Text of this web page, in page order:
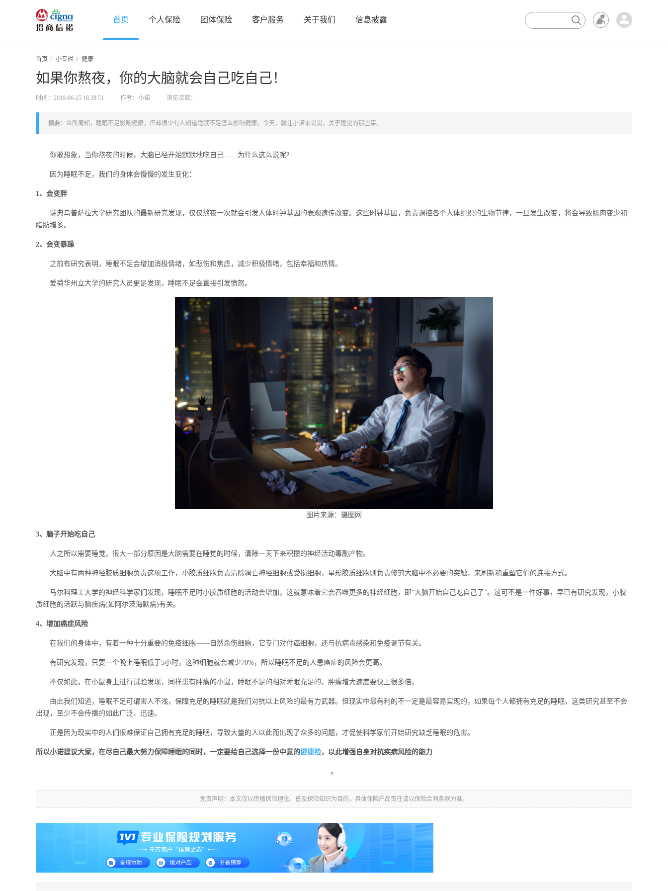
首页
个人保险 团体保险 客户服务 关于我们 信息披露
首页 小专栏 健康
如果你熬夜，你的大脑就会自己吃自己！
时间：2019-06-25 18:38:51 作者：小诺 浏览次数：
摘要：众所周知，睡眠不足影响健康，但却很少有人知道睡眠不足怎么影响健康。今天，就让小诺来说说，关于睡觉的那些事。
你敢想象，当你熬夜的时候，大脑已经开始默默地吃自己……为什么这么说呢?
因为睡眠不足，我们的身体会慢慢的发生变化：
1、会变胖
瑞典乌普萨拉大学研究团队的最新研究发现，仅仅熬夜一次就会引发人体时钟基因的表观遗传改变。这些时钟基因，负责调控各个人体组织的生物节律，一旦发生改变，将会导致肌肉变少和
脂肪增多。
2、会变暴躁
之前有研究表明，睡眠不足会增加消极情绪，如悲伤和焦虑，减少积极情绪，包括幸福和热情。
爱荷华州立大学的研究人员更是发现，睡眠不足会直接引发愤怒。
图片来源：摄图网
3、脑子开始吃自己
人之所以需要睡觉，很大一部分原因是大脑需要在睡觉的时候，清除一天下来积攒的神经活动毒副产物。
大脑中有两种神经胶质细胞负责这项工作，小胶质细胞负责清除凋亡神经细胞或受损细胞，星形胶质细胞则负责修剪大脑中不必要的突触，来刷新和重塑它们的连接方式。
马尔科理工大学的神经科学家们发现，睡眠不足时小胶质细胞的活动会增加，这就意味着它会吞噬更多的神经细胞，即“大脑开始自己吃自己了”。这可不是一件好事，早已有研究发现，小胶
质细胞的活跃与脑疾病(如阿尔茨海默病)有关。
4、增加癌症风险
在我们的身体中，有着一种十分重要的免疫细胞——自然杀伤细胞，它专门对付癌细胞，还与抗病毒感染和免疫调节有关。
有研究发现，只要一个晚上睡眠低于5小时，这种细胞就会减少70%，所以睡眠不足的人患癌症的风险会更高。
不仅如此，在小鼠身上进行试验发现，同样患有肿瘤的小鼠，睡眠不足的相对睡眠充足的，肿瘤增大速度要快上很多倍。
由此我们知道，睡眠不足可谓害人不浅，保障充足的睡眠就是我们对抗以上风险的最有力武器。但现实中最有利的不一定是最容易实现的，如果每个人都拥有充足的睡眠，这类研究甚至不会
出现，至少不会传播的如此广泛、迅速。
正是因为现实中的人们很难保证自己拥有充足的睡眠，导致大量的人以此而出现了众多的问题，才促使科学家们开始研究缺乏睡眠的危害。
所以小诺建议大家，在尽自己最大努力保障睡眠的同时，一定要给自己选择一份中意的健康险，以此增强自身对抗疾病风险的能力
。
免责声明：本文仅以传播保险理念，普及保险知识为目的，具体保险产品责任请以保险合同条款为准。